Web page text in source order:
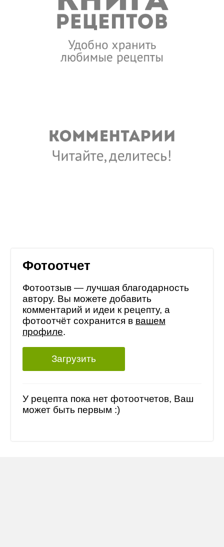
Фотоотчет
Фотоотзыв — лучшая благодарность
автору. Вы можете добавить
комментарий и идеи к рецепту, а
фотоотчёт сохранится в вашем
профиле.
Загрузить
У рецепта пока нет фотоотчетов, Ваш
может быть первым :)